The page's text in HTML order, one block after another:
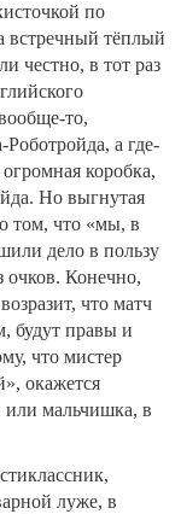
по
встречный тёплый
честно, в тот раз
то,
а где-
коробка,
Но выгнутая
том, что «мы, в
дело в пользу
очков. Конечно,
что матч
будут правы и
что мистер
окажется
или мальчишка, в
луже, в